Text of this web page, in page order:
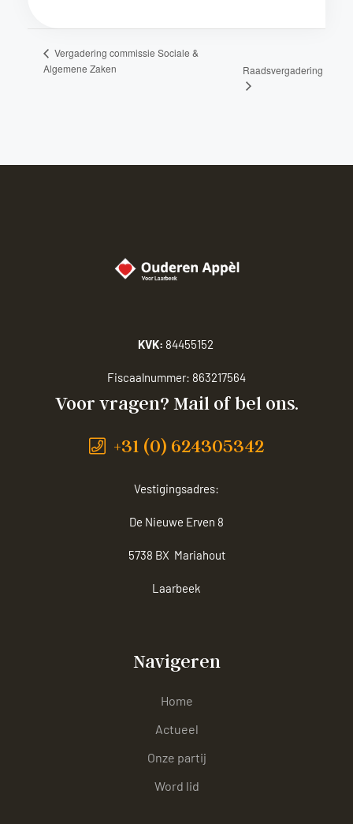
Vergadering commissie Sociale &
Algemene Zaken
Raadsvergadering
KVK: 84455152
Fiscaalnummer: 863217564
Voor vragen? Mail of bel ons.
+31 (0) 624305342
Vestigingsadres:
De Nieuwe Erven 8
5738 BX Mariahout
Laarbeek
Navigeren
Home
Actueel
Onze partij
Word lid